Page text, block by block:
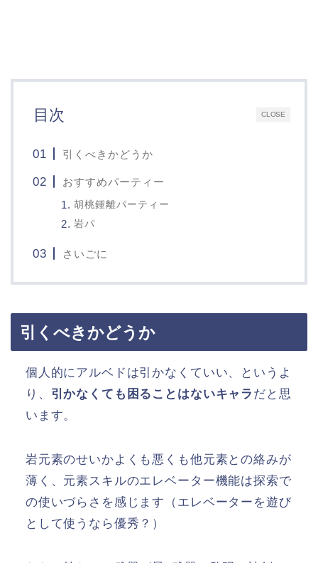
CLOSE
目次
引くべきかどうか
おすすめパーティー
胡桃鍾離パーティー
岩パ
さいごに
引くべきかどうか
個人的にアルベドは引かなくていい、というよ
り、 引かなくても困ることはないキャラ だと思
います。
岩元素のせいかよくも悪くも他元素との絡みが
薄く、元素スキルのエレベーター機能は探索で
の使いづらさを感じます（エレベーターを遊び
として使うなら優秀？）